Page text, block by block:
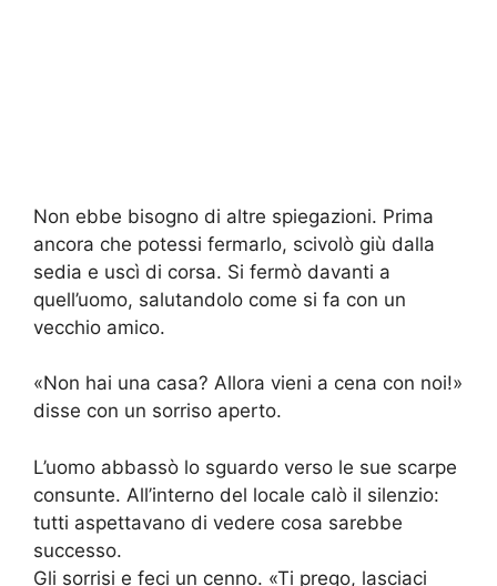
Non ebbe bisogno di altre spiegazioni. Prima
ancora che potessi fermarlo, scivolò giù dalla
sedia e uscì di corsa. Si fermò davanti a
quell’uomo, salutandolo come si fa con un
vecchio amico.
«Non hai una casa? Allora vieni a cena con noi!»
disse con un sorriso aperto.
L’uomo abbassò lo sguardo verso le sue scarpe
consunte. All’interno del locale calò il silenzio:
tutti aspettavano di vedere cosa sarebbe
successo.
Gli sorrisi e feci un cenno. «Ti prego, lasciaci